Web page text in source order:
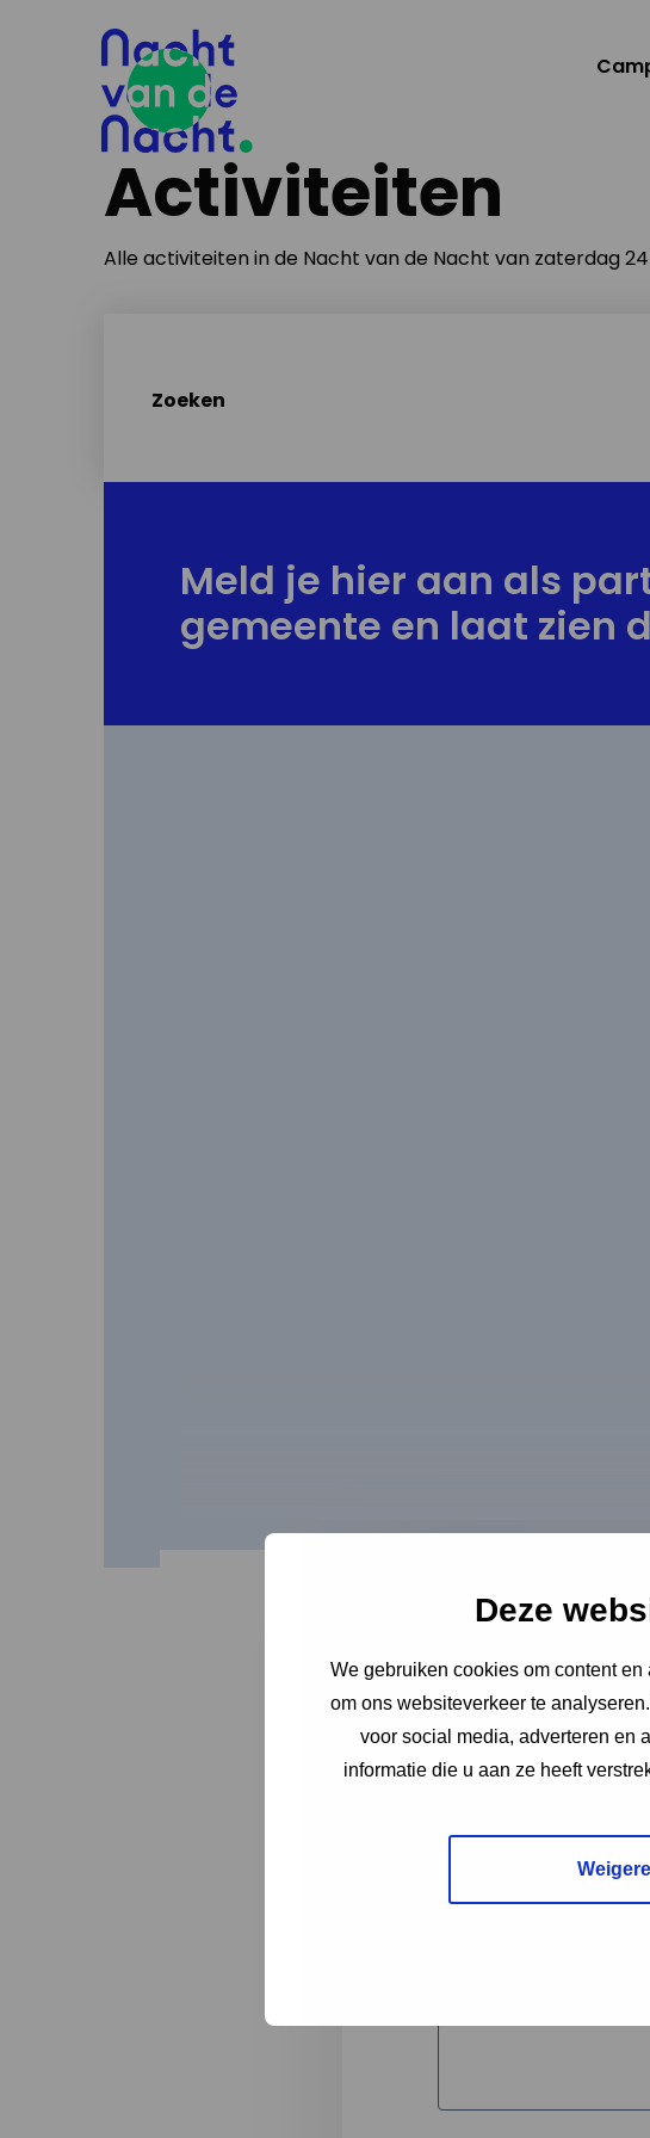
Deze
We gebruiken cookies om content
om ons websiteverkeer te
voor social media, adverteren en
informatie die u aan ze heeft
Activiteiten
Alle activiteiten in de Nacht van de Nacht van zaterdag
Zoeken
Meld je hier aan als
gemeente en laat zien
"* " geeft vereiste
1
Volledige omschrijving